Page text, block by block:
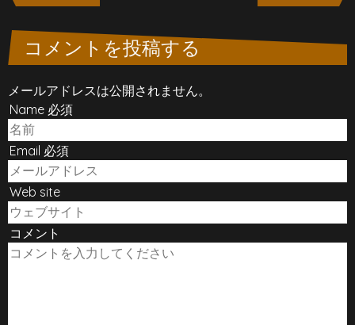
コメントを投稿する
メールアドレスは公開されません。
Name 必須
Email 必須
Web site
コメント